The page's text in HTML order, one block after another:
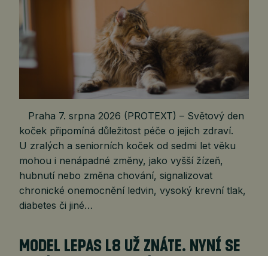
Praha 7. srpna 2026 (PROTEXT) – Světový den
koček připomíná důležitost péče o jejich zdraví.
U zralých a seniorních koček od sedmi let věku
mohou i nenápadné změny, jako vyšší žízeň,
hubnutí nebo změna chování, signalizovat
chronické onemocnění ledvin, vysoký krevní tlak,
diabetes či jiné…
MODEL LEPAS L8 UŽ ZNÁTE. NYNÍ SE